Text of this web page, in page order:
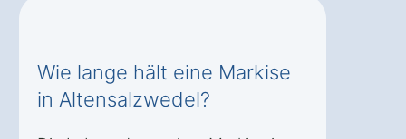
Wie lange hält eine Markise
in Altensalzwedel?